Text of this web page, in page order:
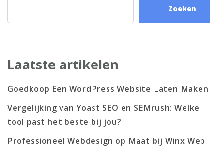
Zoeken
Laatste artikelen
Goedkoop Een WordPress Website Laten Maken
Vergelijking van Yoast SEO en SEMrush: Welke
tool past het beste bij jou?
Professioneel Webdesign op Maat bij Winx Web